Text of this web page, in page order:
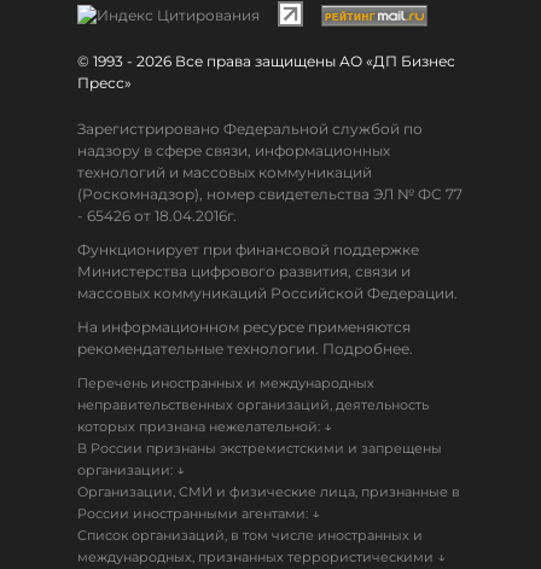
© 1993 - 2026 Все права защищены АО «ДП Бизнес
Пресс»
Зарегистрировано Федеральной службой по
надзору в сфере связи, информационных
технологий и массовых коммуникаций
(Роскомнадзор), номер свидетельства ЭЛ № ФС 77
- 65426 от 18.04.2016г.
Функционирует при финансовой поддержке
Министерства цифрового развития, связи и
массовых коммуникаций Российской Федерации.
На информационном ресурсе применяются
рекомендательные технологии. Подробнее.
Перечень иностранных и международных
неправительственных организаций, деятельность
которых признана нежелательной: ↓
В России признаны экстремистскими и запрещены
организации: ↓
Организации, СМИ и физические лица, признанные в
России иностранными агентами: ↓
Список организаций, в том числе иностранных и
международных, признанных террористическими ↓